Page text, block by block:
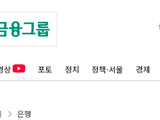
상 포토 정치 정책·서울 경제
은행